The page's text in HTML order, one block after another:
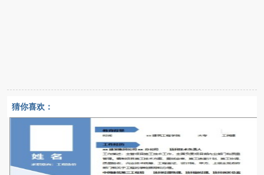
猜你喜欢：